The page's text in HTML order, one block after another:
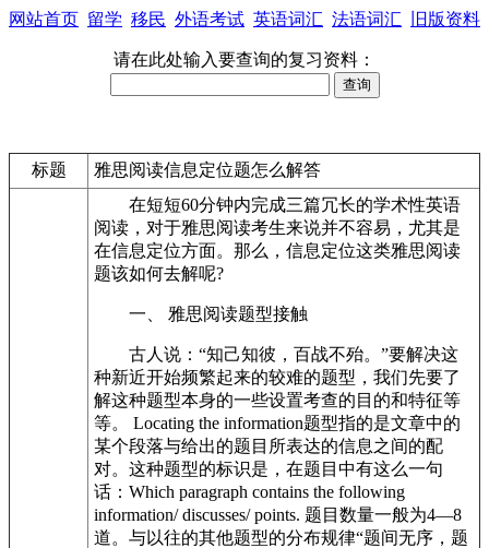
网站首页 留学 移民 外语考试 英语词汇 法语词汇 旧版资料
请在此处输入要查询的复习资料：
标题 雅思阅读信息定位题怎么解答
在短短60分钟内完成三篇冗长的学术性英语
阅读，对于雅思阅读考生来说并不容易，尤其是
在信息定位方面。那么，信息定位这类雅思阅读
题该如何去解呢?
一、 雅思阅读题型接触
古人说：“知己知彼，百战不殆。”要解决这
种新近开始频繁起来的较难的题型，我们先要了
解这种题型本身的一些设置考查的目的和特征等
等。 Locating the information题型指的是文章中的
某个段落与给出的题目所表达的信息之间的配
对。这种题型的标识是，在题目中有这么一句
话：Which paragraph contains the following
information/ discusses/ points. 题目数量一般为4—8
道。与以往的其他题型的分布规律“题间无序，题